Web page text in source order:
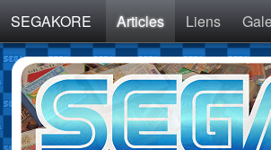
SEGAKORE Articles Liens